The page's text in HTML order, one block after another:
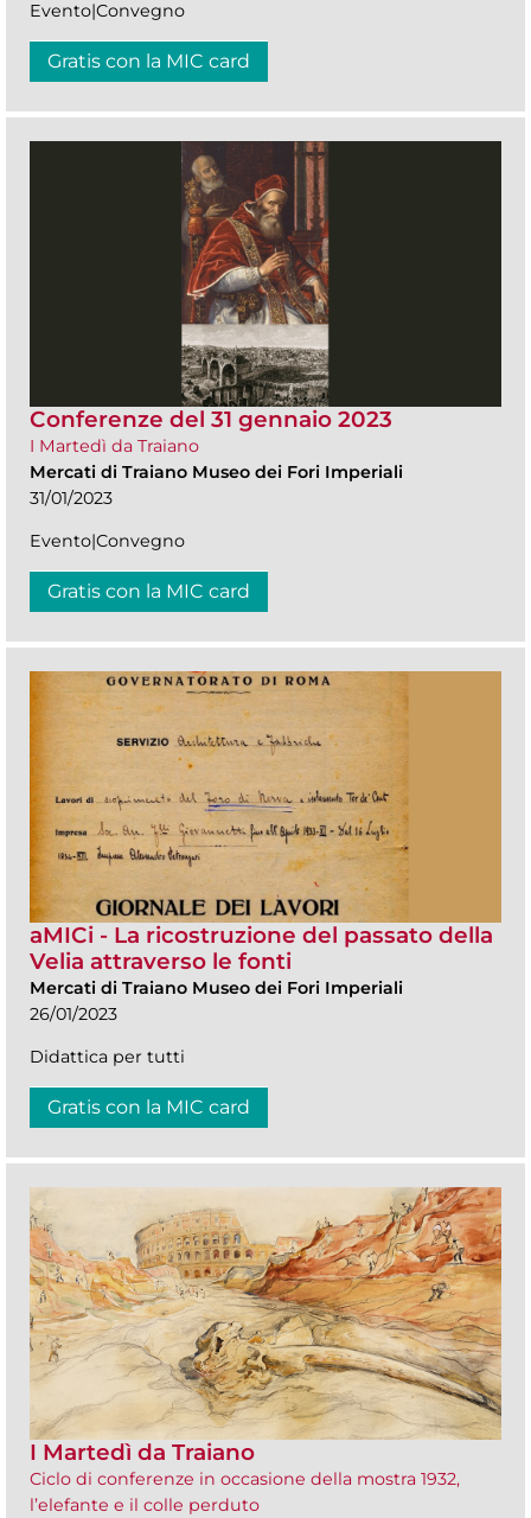
Evento|Convegno
Gratis con la MIC card
Conferenze del 31 gennaio 2023
I Martedì da Traiano
Mercati di Traiano Museo dei Fori Imperiali
31/01/2023
Evento|Convegno
Gratis con la MIC card
aMICi - La ricostruzione del passato della
Velia attraverso le fonti
Mercati di Traiano Museo dei Fori Imperiali
26/01/2023
Didattica per tutti
Gratis con la MIC card
I Martedì da Traiano
Ciclo di conferenze in occasione della mostra 1932,
l’elefante e il colle perduto